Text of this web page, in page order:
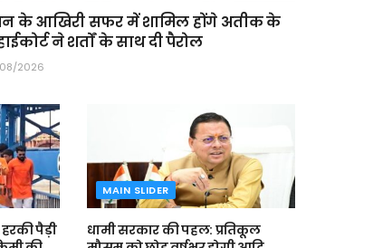
के आखिरी सफर में शामिल होंगे अतीक के
ने शर्तों के साथ दी पैरोल
2026
पैड़ी
MAIN SLIDER
धामी सरकार की पहल: प्रतिकूल